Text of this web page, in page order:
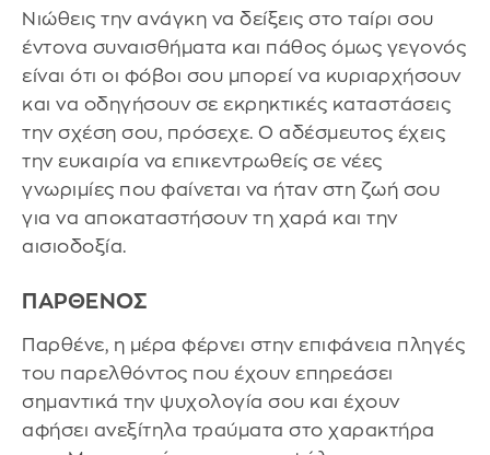
Νιώθεις την ανάγκη να δείξεις στο ταίρι σου
έντονα συναισθήματα και πάθος όμως γεγονός
είναι ότι οι φόβοι σου μπορεί να κυριαρχήσουν
και να οδηγήσουν σε εκρηκτικές καταστάσεις
την σχέση σου, πρόσεχε. Ο αδέσμευτος έχεις
την ευκαιρία να επικεντρωθείς σε νέες
γνωριμίες που φαίνεται να ήταν στη ζωή σου
για να αποκαταστήσουν τη χαρά και την
αισιοδοξία.
ΠΑΡΘΕΝΟΣ
Παρθένε, η μέρα φέρνει στην επιφάνεια πληγές
του παρελθόντος που έχουν επηρεάσει
σημαντικά την ψυχολογία σου και έχουν
αφήσει ανεξίτηλα τραύματα στο χαρακτήρα